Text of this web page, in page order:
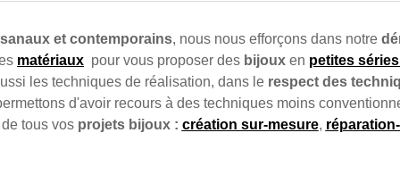
et contemporains, nous nous efforçons dans notre
matériaux pour vous proposer des bijoux en petites séries
les techniques de réalisation, dans le respect des
d'avoir recours à des techniques moins
tous vos projets bijoux : création sur-mesure,